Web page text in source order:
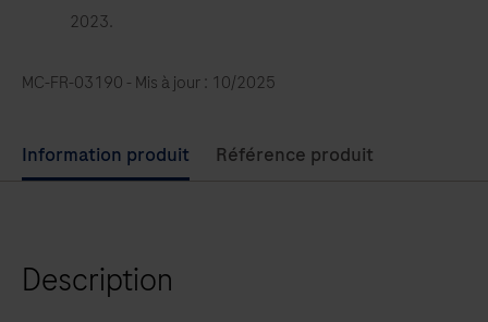
2023.
MC-FR-03190 - Mis à jour : 10/2025
Use
left
arrow
Information produit Référence produit
Description